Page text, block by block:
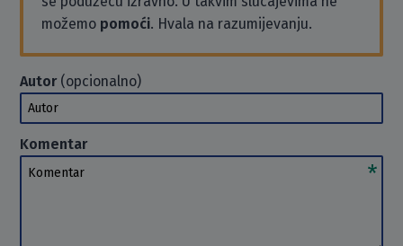
možemo pomoći. Hvala na razumijevanju.
Autor(opcionalno)
Autor
Komentar
Komentar